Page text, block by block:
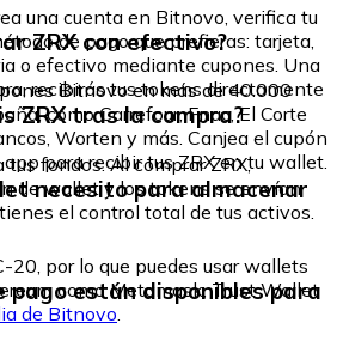
una cuenta en Bitnovo, verifica tu
de pago que prefieras: tarjeta,
o efectivo mediante cupones. Una
recibirás tus tokens directamente
ZRX con efectivo?
Bitnovo en más de 40.000
como Carrefour, Fnac, El Corte
Worten y más. Canjea el cupón
para recibir tus ZRX en tu wallet.
ZRX tras la compra?
fondos. Al comprar ZRX,
de wallet y los tokens se envían
el control total de tus activos.
necesito para almacenar
20, por lo que puedes usar wallets
como Metamask, Trust Wallet
de Bitnovo.
pago están disponibles para